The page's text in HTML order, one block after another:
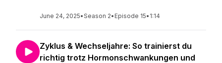
June 24, 2025•Season 2• Episode 15• 1:14
Zyklus & Wechseljahre: So trainierst du
richtig trotz Hormonschwankungen und